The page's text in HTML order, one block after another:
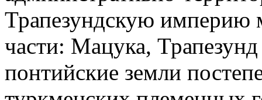
Трапезундскую империю
части: Мацука,
понтийские земли